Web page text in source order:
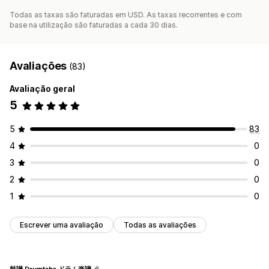
Todas as taxas são faturadas em USD. As taxas recorrentes e com
base na utilização são faturadas a cada 30 dias.
Avaliações (83)
Avaliação geral
5
5
83
4
0
3
0
2
0
1
0
Escrever uma avaliação Todas as avaliações